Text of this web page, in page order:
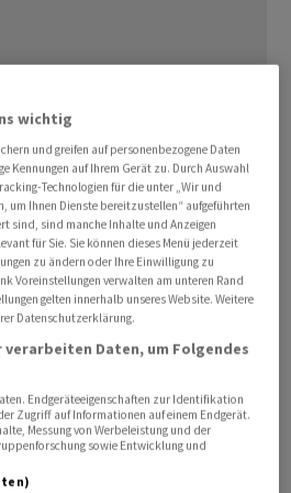
Exzellenz in der
Es ist die bisher grösste
der EIB. Präsidentin Nadia
Projekt sei innerhalb von
worden. «Das zeigt, dass
Umfang handeln kann,
unterstützen und sich im neuen
zu positionieren.»
hohen Investitionsbedarf von
und Raumfahrtkonzern wider,
weiterhin behaupten
soll die Finanzierung den
Airbus bei bis 2030
wichtig
und greifen auf personenbezogene Daten
Kennungen auf Ihrem Gerät zu. Durch Auswahl
Technologien für die unter „Wir und
um Ihnen Dienste bereitzustellen“ aufgeführten
sind, sind manche Inhalte und Anzeigen
für Sie. Sie können dieses Menü jederzeit
zu ändern oder Ihre Einwilligung zu
Voreinstellungen verwalten am unteren Rand
gelten innerhalb unseres Website. Weitere
Datenschutzerklärung.
verarbeiten Daten, um Folgendes
Endgeräteeigenschaften zur Identifikation
Zugriff auf Informationen auf einem Endgerät.
Messung von Werbeleistung und der
sowie Entwicklung und